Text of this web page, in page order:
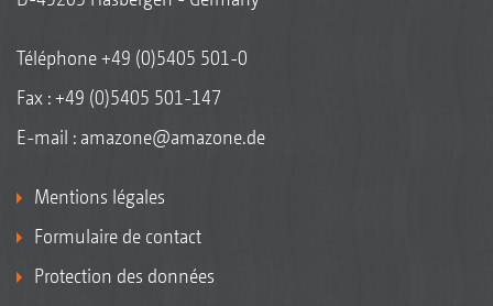
Téléphone+49 (0)5405 501-0
Fax : +49 (0)5405 501-147
E-mail : amazone@amazone.de
Mentions légales
Formulaire de contact
Protection des données